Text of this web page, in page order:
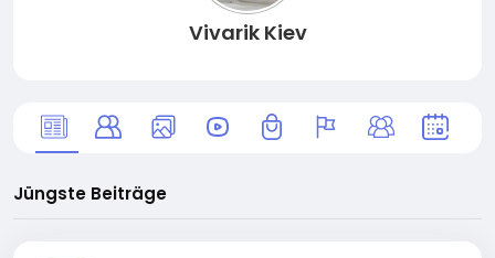
Vivarik Kiev
Jüngste Beiträge